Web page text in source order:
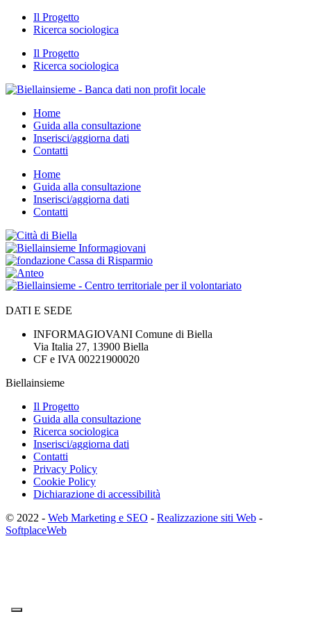
Il Progetto
Ricerca sociologica
Il Progetto
Ricerca sociologica
Home
Guida alla consultazione
Inserisci/aggiorna dati
Contatti
Home
Guida alla consultazione
Inserisci/aggiorna dati
Contatti
DATI E SEDE
INFORMAGIOVANI Comune di Biella
Via Italia 27, 13900 Biella
CF e IVA 00221900020
Biellainsieme
Il Progetto
Guida alla consultazione
Ricerca sociologica
Inserisci/aggiorna dati
Contatti
Privacy Policy
Cookie Policy
Dichiarazione di accessibilità
© 2022 - Web Marketing e SEO - Realizzazione siti Web -
SoftplaceWeb